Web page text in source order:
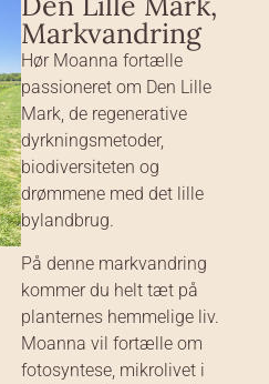
Markvandring
Hør Moanna fortælle
passioneret om Den Lille
Mark, de regenerative
dyrkningsmetoder,
biodiversiteten og
drømmene med det lille
bylandbrug.
På denne markvandring
kommer du helt tæt på
planternes hemmelige liv.
Moanna vil fortælle om
fotosyntese, mikrolivet i